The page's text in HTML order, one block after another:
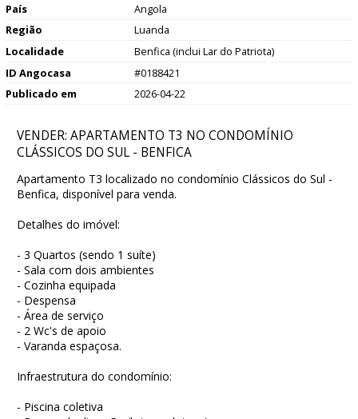
País
Angola
Região
Luanda
Localidade
Benfica (inclui Lar do Patriota)
ID Angocasa
#0188421
Publicado em
2026-04-22
VENDER: APARTAMENTO T3 NO CONDOMÍNIO
CLÁSSICOS DO SUL - BENFICA
Apartamento T3 localizado no condomínio Clássicos do Sul -
Benfica, disponível para venda.
Detalhes do imóvel:
- 3 Quartos (sendo 1 suíte)
- Sala com dois ambientes
- Cozinha equipada
- Despensa
- Área de serviço
- 2 Wc's de apoio
- Varanda espaçosa.
Infraestrutura do condomínio:
- Piscina coletiva